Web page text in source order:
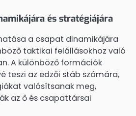
és stratégiájára
a csapat dinamikájára
taktikai felállásokhoz való
A különböző formációk
teszi az edzői stáb számára,
valósítsanak meg,
az ő és csapattársai